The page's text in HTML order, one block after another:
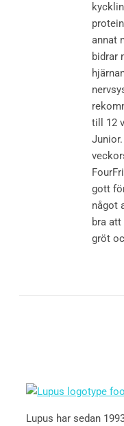
annat
bidrar
till 12
gott
något
bra
gröt
Lupus har sedan